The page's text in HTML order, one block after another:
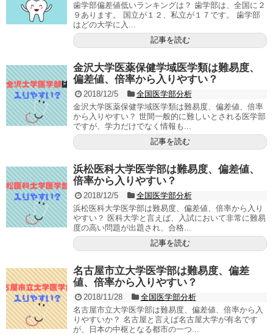
歯学部偏差値低いランキングは？ 歯学部は、全国に２
９あります。 国立が１２、私立が１７です。 歯学部
はどの大学に入...
記事を読む
金沢大学医薬保健学域医学類は難易度、
偏差値、倍率から入りやすい？
2018/12/5
全国医学部分析
金沢大学医薬保健学域医学類は難易度、偏差値、倍率
から入りやすい？ 世間一般的に難しいとされる医学部
ですが、学力だけでなく情報も...
記事を読む
浜松医科大学医学部は難易度、偏差値、
倍率から入りやすい？
2018/12/5
全国医学部分析
浜松医科大学医学部は難易度、偏差値、倍率から入り
やすい？ 医科大学と言えば、入試において非常に難易
度の高い問題が出題され、合格...
記事を読む
名古屋市立大学医学部は難易度、偏差
値、倍率から入りやすい？
2018/11/28
全国医学部分析
名古屋市立大学医学部は難易度、偏差値、倍率から入
りやすいか？ 名古屋と言えば名古屋大学が有名です
が、日本の中枢となる都市の一つ...